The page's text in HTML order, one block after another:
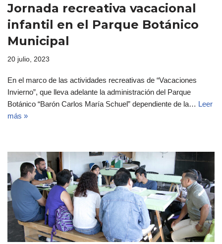
Jornada recreativa vacacional
infantil en el Parque Botánico
Municipal
20 julio, 2023
En el marco de las actividades recreativas de “Vacaciones
Invierno”, que lleva adelante la administración del Parque
Botánico “Barón Carlos María Schuel” dependiente de la… Leer
más »